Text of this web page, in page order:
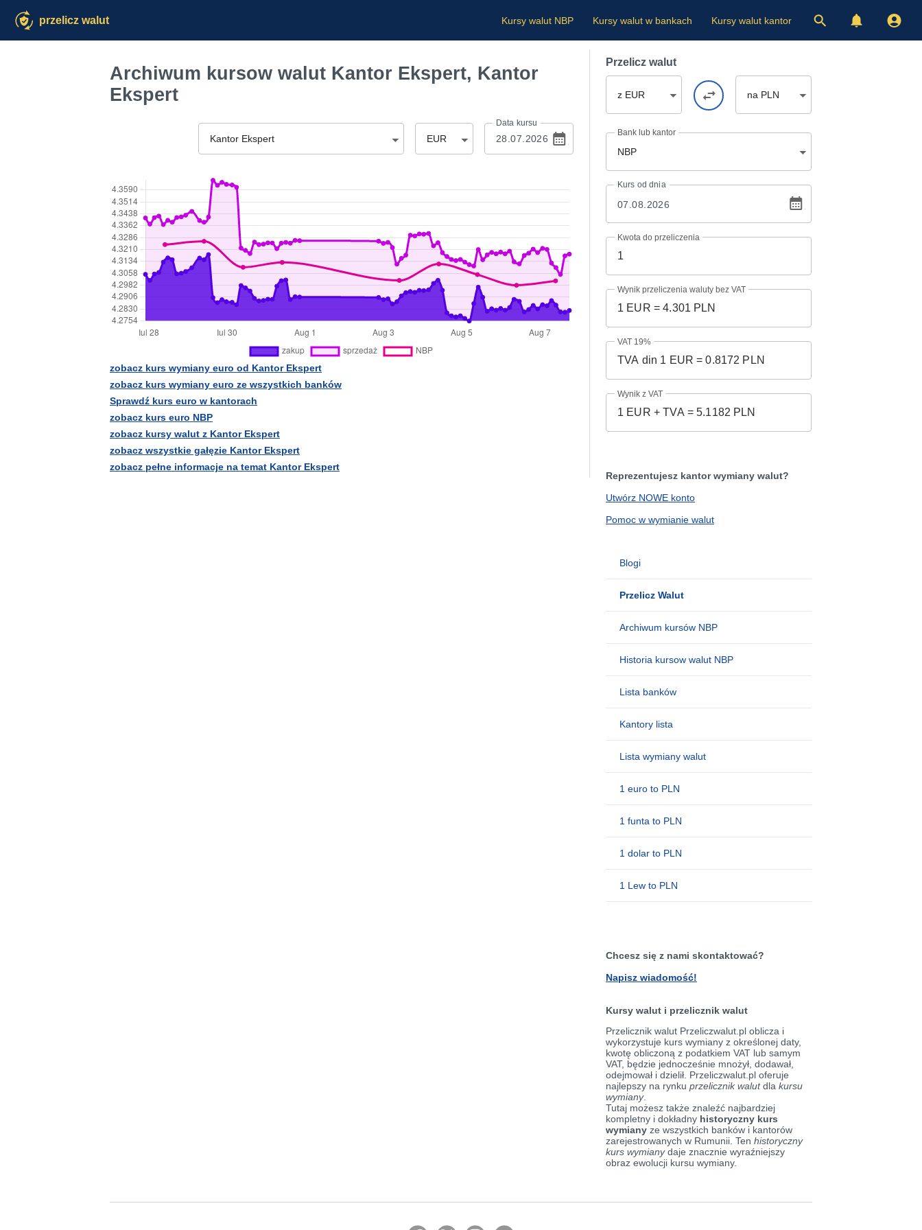
przelicz walut Kursy walut NBP Kursy walut w bankach Kursy walut kantor
Archiwum kursow walut Kantor Ekspert, Kantor
Ekspert
Kantor Ekspert EUR
Data kursu
zobacz kurs wymiany euro od Kantor Ekspert
zobacz kurs wymiany euro ze wszystkich banków
Sprawdź kurs euro w kantorach
zobacz kurs euro NBP
zobacz kursy walut z Kantor Ekspert
zobacz wszystkie gałęzie Kantor Ekspert
zobacz pełne informacje na temat Kantor Ekspert
Przelicz walut
z EUR na PLN
Bank lub kantor
NBP
Kurs od dnia
Kwota do przeliczenia
Wynik przeliczenia waluty bez VAT
VAT 19%
Wynik z VAT
Reprezentujesz kantor wymiany walut?
Utwórz NOWE konto
Pomoc w wymianie walut
Blogi
Przelicz Walut
Archiwum kursów NBP
Historia kursow walut NBP
Lista banków
Kantory lista
Lista wymiany walut
1 euro to PLN
1 funta to PLN
1 dolar to PLN
1 Lew to PLN
Chcesz się z nami skontaktować?
Napisz wiadomość!
Kursy walut i przelicznik walut
Przelicznik walut Przeliczwalut.pl oblicza i
wykorzystuje kurs wymiany z określonej daty,
kwotę obliczoną z podatkiem VAT lub samym
VAT, będzie jednocześnie mnożył, dodawał,
odejmował i dzielił. Przeliczwalut.pl oferuje
najlepszy na rynku przelicznik walutdla kursu
wymiany.
Tutaj możesz także znaleźć najbardziej
kompletny i dokładny historyczny kurs
wymiany ze wszystkich banków i kantorów
zarejestrowanych w Rumunii. Ten historyczny
kurs wymianydaje znacznie wyraźniejszy
obraz ewolucji kursu wymiany.